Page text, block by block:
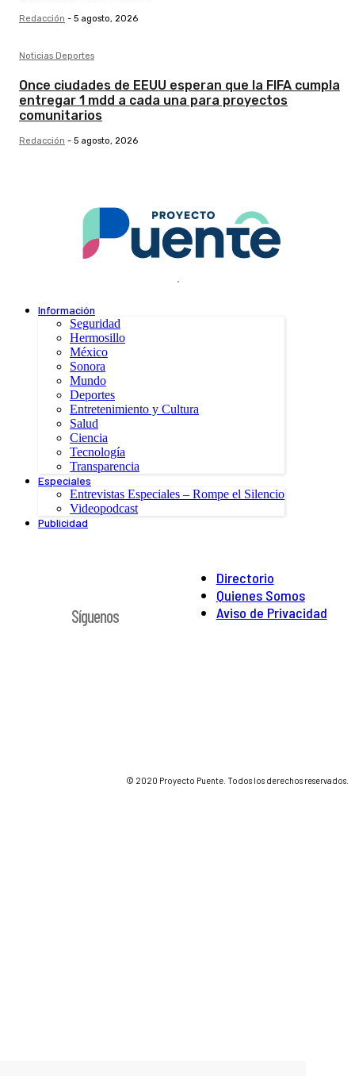
Redacción - 5 agosto, 2026
Noticias Deportes
Once ciudades de EEUU esperan que la FIFA cumpla
entregar 1 mdd a cada una para proyectos
comunitarios
Redacción - 5 agosto, 2026
.
Información
Seguridad
Hermosillo
México
Sonora
Mundo
Deportes
Entretenimiento y Cultura
Salud
Ciencia
Tecnología
Transparencia
Especiales
Entrevistas Especiales – Rompe el Silencio
Videopodcast
Publicidad
Directorio
Quienes Somos
Aviso de Privacidad
Síguenos
© 2020 Proyecto Puente. Todos los derechos reservados.